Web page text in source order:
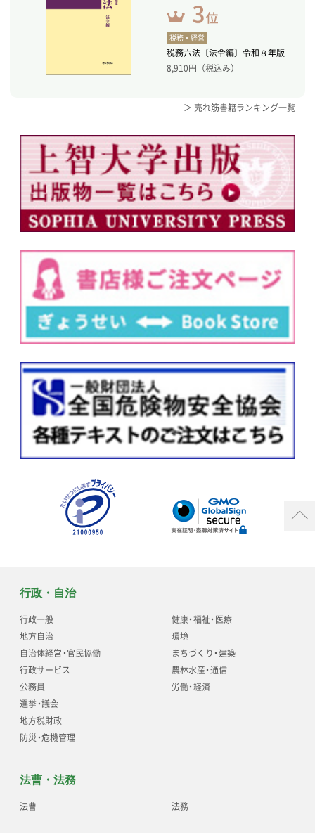
税務・経営
税務六法〔法令編〕令和８年版
8,910円（税込み）
＞ 売れ筋書籍ランキング一覧
行政・自治
行政一般
地方自治
自治体経営・官民協働
行政サービス
公務員
選挙・議会
地方税財政
防災・危機管理
健康・福祉・医療
環境
まちづくり・建築
農林水産・通信
労働・経済
法曹・法務
法曹 法務